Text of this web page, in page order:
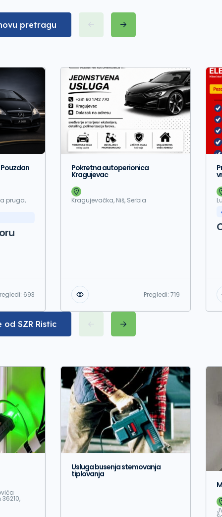
pretragu
Pouzdan
pruga,
693
Pokretna autoperionica
Kragujevac
Kragujevačka, Niš, Serbia
Pregledi: 719
od SZR Ristic
Usluga busenja stemovanja
tiplovanja